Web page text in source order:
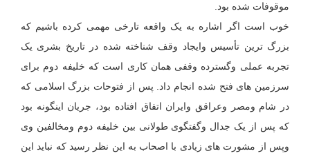
موقوفات شده بود.
خوب است اگر اشاره به یک واقعه تارخی مهمی کرده باشیم که
بزرگ ترین تأسیس وایجاد وقف شناخته شده در تاریخ بشری یک
تجربه عملی وگسترده وقفی همان کاری است که خلیفه دوم برای
سرزمین های فتح شده انجام داد. پس از فتوحات بزرگ اسلامی که
در شام ومصر وعراقق وایران اتفاق افتاده بود، جریان اینگونه بود
که پس از یک جدال وگفتگوی طولانی بین خلیفه دوم ومخالفین وی
وپس از مشورت های زیادی با اصحاب به این نظر رسید که نباید این